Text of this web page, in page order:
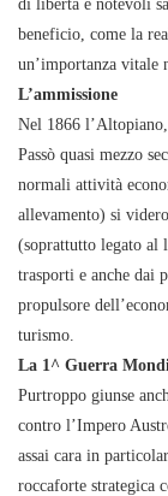
di libertà e notevoli
beneficio, come la
un’importanza vitale
L’ammissione
Nel 1866
Passò quasi mezzo
normali attività
allevamento) si
(soprattutto legato al
trasporti e anche dai
propulsore
turismo.
La 1^ Guerra
Purtroppo giunse
contro l’Impero
assai cara in
roccaforte strategica